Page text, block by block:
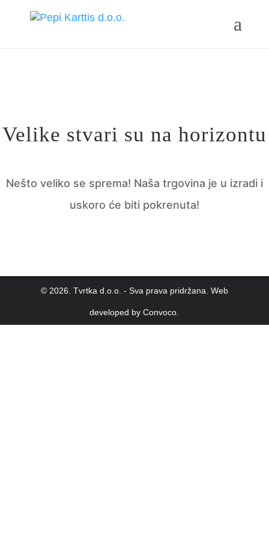
Velike stvari su na horizontu
Nešto veliko se sprema! Naša trgovina je u izradi i
uskoro će biti pokrenuta!
© 2026. Tvrtka d.o.o. - Sva prava pridržana. Web
developed byConvoco.